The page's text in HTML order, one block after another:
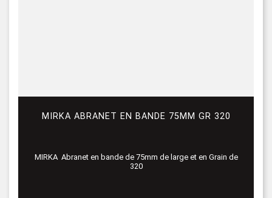
MIRKA ABRANET EN BANDE 75MM GR 320
MIRKA Abranet en bande de 75mm de large et en Grain de
320